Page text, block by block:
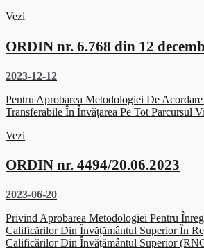
Vezi
ORDIN nr. 6.768 din 12
2023-12-12
Pentru Aprobarea Metodologiei De
Transferabile În Învățarea Pe Tot Parcursul
Vezi
ORDIN nr. 4494/20.06.2023
2023-06-20
Privind Aprobarea Metodologiei Pentru
Calificărilor Din Învățământul Superior În
Calificărilor Din Învățământul Superior